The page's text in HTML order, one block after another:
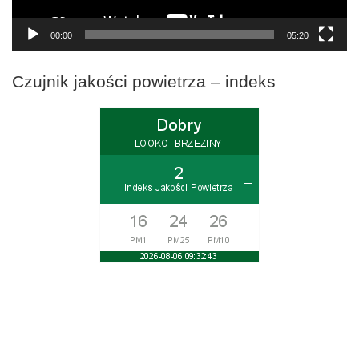
00:00 05:20
Czujnik jakości powietrza – indeks